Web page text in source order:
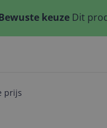
keuze Dit
prijs